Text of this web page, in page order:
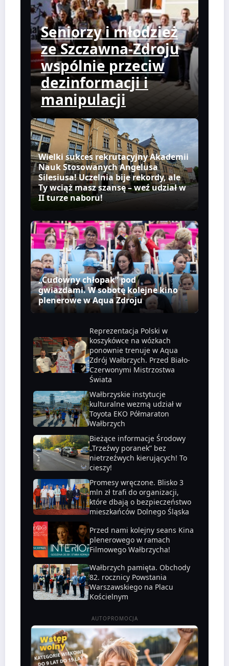
Seniorzy i młodzież
ze Szczawna-Zdroju
wspólnie przeciw
dezinformacji i
manipulacji
Wielki sukces rekrutacyjny Akademii
Nauk Stosowanych Angelusa
Silesiusa! Uczelnia bije rekordy, ale
Ty wciąż masz szansę – weź udział w
II turze naboru!
„Cudowny chłopak” pod
gwiazdami. W sobotę kolejne kino
plenerowe w Aqua Zdroju
Reprezentacja Polski w
koszykówce na wózkach
ponownie trenuje w Aqua
Zdrój Wałbrzych. Przed Biało-
Czerwonymi Mistrzostwa
Świata
Wałbrzyskie instytucje
kulturalne wezmą udział w
Toyota EKO Półmaraton
Wałbrzych
Bieżące informacje Środowy
„Trzeźwy poranek” bez
nietrzeźwych kierujących! To
cieszy!
Promesy wręczone. Blisko 3
mln zł trafi do organizacji,
które dbają o bezpieczeństwo
mieszkańców Dolnego Śląska
Przed nami kolejny seans Kina
plenerowego w ramach
Filmowego Wałbrzycha!
Wałbrzych pamięta. Obchody
82. rocznicy Powstania
Warszawskiego na Placu
Kościelnym
AUTOPROMOCJA